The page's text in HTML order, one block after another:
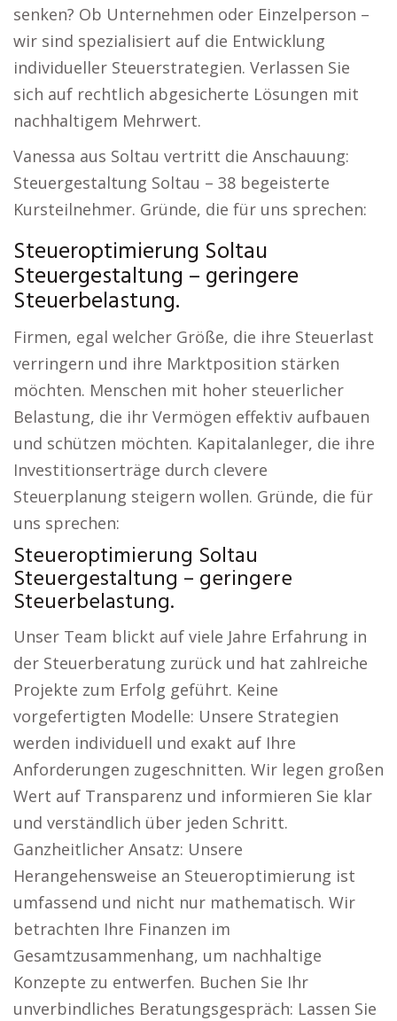
senken? Ob Unternehmen oder Einzelperson –
wir sind spezialisiert auf die Entwicklung
individueller Steuerstrategien. Verlassen Sie
sich auf rechtlich abgesicherte Lösungen mit
nachhaltigem Mehrwert.
Vanessa aus Soltau vertritt die Anschauung:
Steuergestaltung Soltau – 38 begeisterte
Kursteilnehmer. Gründe, die für uns sprechen:
Steueroptimierung Soltau
Steuergestaltung – geringere
Steuerbelastung.
Firmen, egal welcher Größe, die ihre Steuerlast
verringern und ihre Marktposition stärken
möchten. Menschen mit hoher steuerlicher
Belastung, die ihr Vermögen effektiv aufbauen
und schützen möchten. Kapitalanleger, die ihre
Investitionserträge durch clevere
Steuerplanung steigern wollen. Gründe, die für
uns sprechen:
Steueroptimierung Soltau
Steuergestaltung – geringere
Steuerbelastung.
Unser Team blickt auf viele Jahre Erfahrung in
der Steuerberatung zurück und hat zahlreiche
Projekte zum Erfolg geführt. Keine
vorgefertigten Modelle: Unsere Strategien
werden individuell und exakt auf Ihre
Anforderungen zugeschnitten. Wir legen großen
Wert auf Transparenz und informieren Sie klar
und verständlich über jeden Schritt.
Ganzheitlicher Ansatz: Unsere
Herangehensweise an Steueroptimierung ist
umfassend und nicht nur mathematisch. Wir
betrachten Ihre Finanzen im
Gesamtzusammenhang, um nachhaltige
Konzepte zu entwerfen. Buchen Sie Ihr
unverbindliches Beratungsgespräch: Lassen Sie